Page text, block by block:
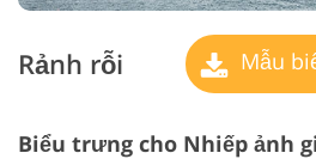
Rảnh rỗi Mẫu